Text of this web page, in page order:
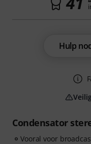
Condensator
Vooral voor
Hulp